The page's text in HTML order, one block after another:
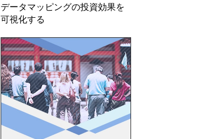
データマッピングの投資効果を
可視化する